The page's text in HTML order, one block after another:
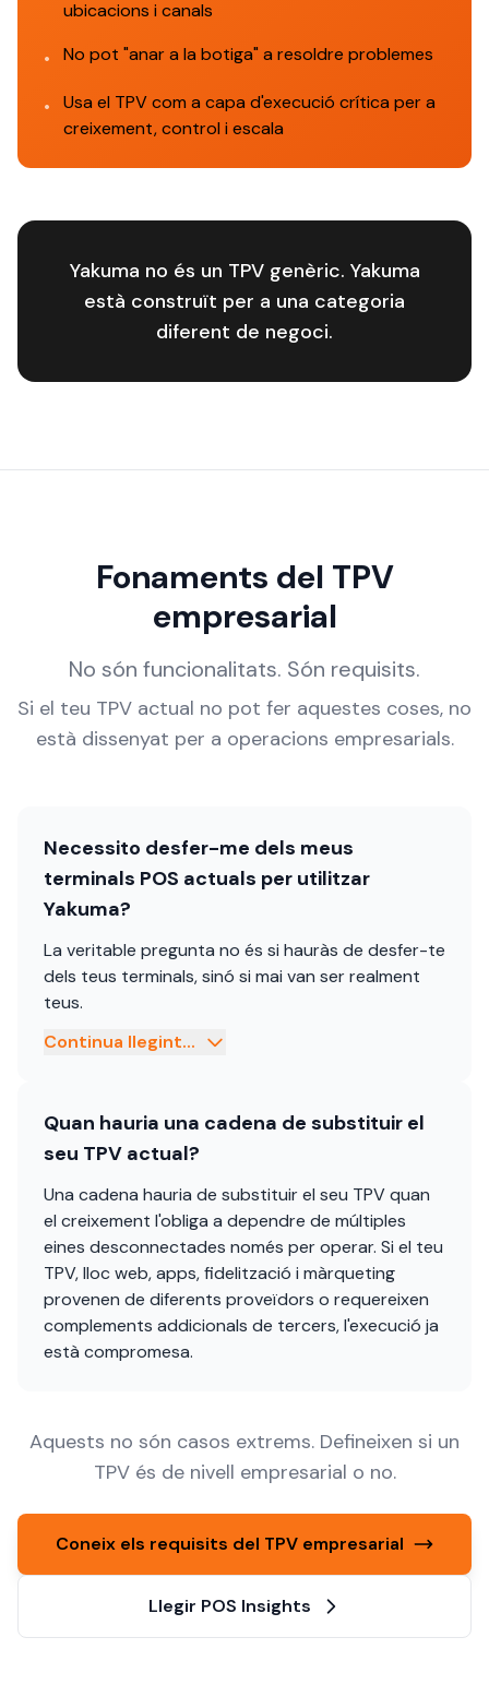
ubicacions i canals
• No pot "anar a la botiga" a resoldre problemes
•
Usa el TPV com a capa d'execució crítica per a
creixement, control i escala
Yakuma no és un TPV genèric. Yakuma
està construït per a una categoria
diferent de negoci.
Fonaments del TPV
empresarial
No són funcionalitats. Són requisits.
Si el teu TPV actual no pot fer aquestes coses, no
està dissenyat per a operacions empresarials.
Necessito desfer-me dels meus
terminals POS actuals per utilitzar
Yakuma?
La veritable pregunta no és si hauràs de desfer-te
dels teus terminals, sinó si mai van ser realment
teus.
Continua llegint...
Quan hauria una cadena de substituir el
seu TPV actual?
Una cadena hauria de substituir el seu TPV quan
el creixement l'obliga a dependre de múltiples
eines desconnectades només per operar. Si el teu
TPV, lloc web, apps, fidelització i màrqueting
provenen de diferents proveïdors o requereixen
complements addicionals de tercers, l'execució ja
està compromesa.
Aquests no són casos extrems. Defineixen si un
TPV és de nivell empresarial o no.
Coneix els requisits del TPV empresarial
Llegir POS Insights